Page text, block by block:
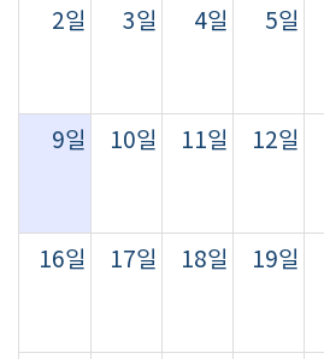
2일 3일 4일 5일
9일 10일 11일 12일
16일 17일 18일 19일